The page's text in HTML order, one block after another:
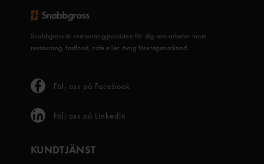
Snabbgross är restauranggrossisten för dig som arbetar inom
restaurang, fastfood, café eller övrig företagsmarknad.
Följ oss på Facebook
Följ oss på LinkedIn
KUNDTJÄNST